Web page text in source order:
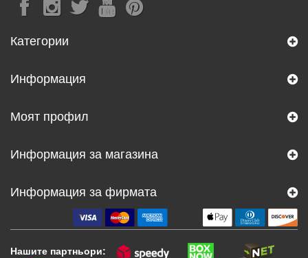
Категории
Информация
Моят профил
Информация за магазина
Информация за фирмата
Нашите партньори: